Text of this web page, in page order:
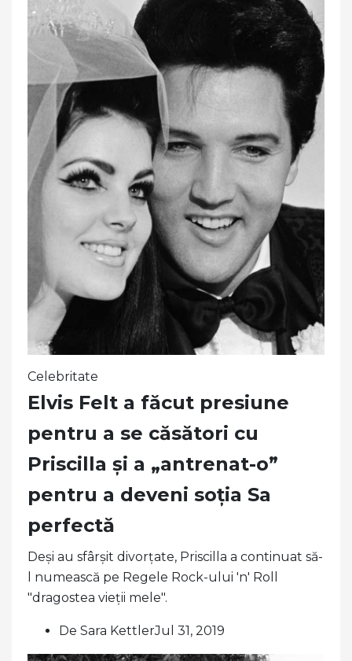
Celebritate
Elvis Felt a făcut presiune
pentru a se căsători cu
Priscilla și a „antrenat-o”
pentru a deveni soția Sa
perfectă
Deși au sfârșit divorțate, Priscilla a continuat să-
l numească pe Regele Rock-ului 'n' Roll
"dragostea vieții mele".
De Sara KettlerJul 31, 2019